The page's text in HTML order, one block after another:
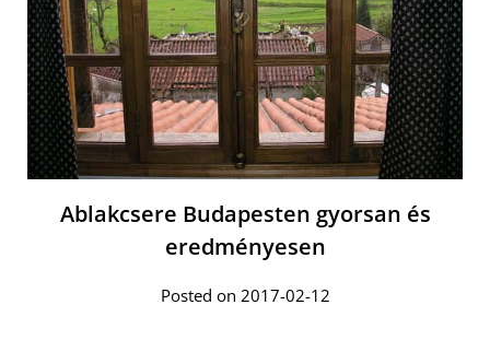
Ablakcsere Budapesten gyorsan és
eredményesen
Posted on 2017-02-12